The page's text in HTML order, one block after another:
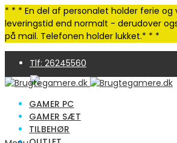
* * * En del af personalet holder ferie
leveringstid end normalt - derudover
på mail. Telefonen holder lukket.* * *
Tlf: 26245560
GAMER PC
GAMER SÆT
TILBEHØR